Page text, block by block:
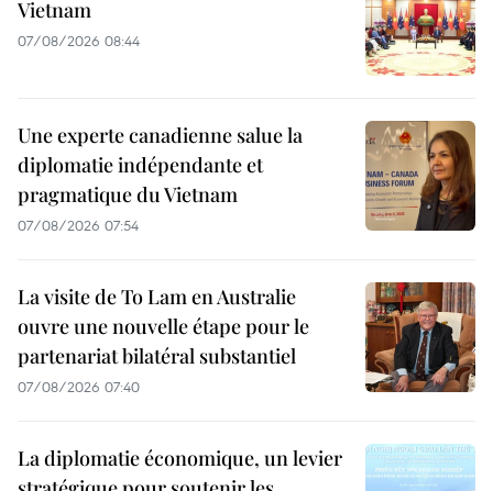
Vietnam
07/08/2026 08:44
Une experte canadienne salue la
diplomatie indépendante et
pragmatique du Vietnam
07/08/2026 07:54
La visite de To Lam en Australie
ouvre une nouvelle étape pour le
partenariat bilatéral substantiel
07/08/2026 07:40
La diplomatie économique, un levier